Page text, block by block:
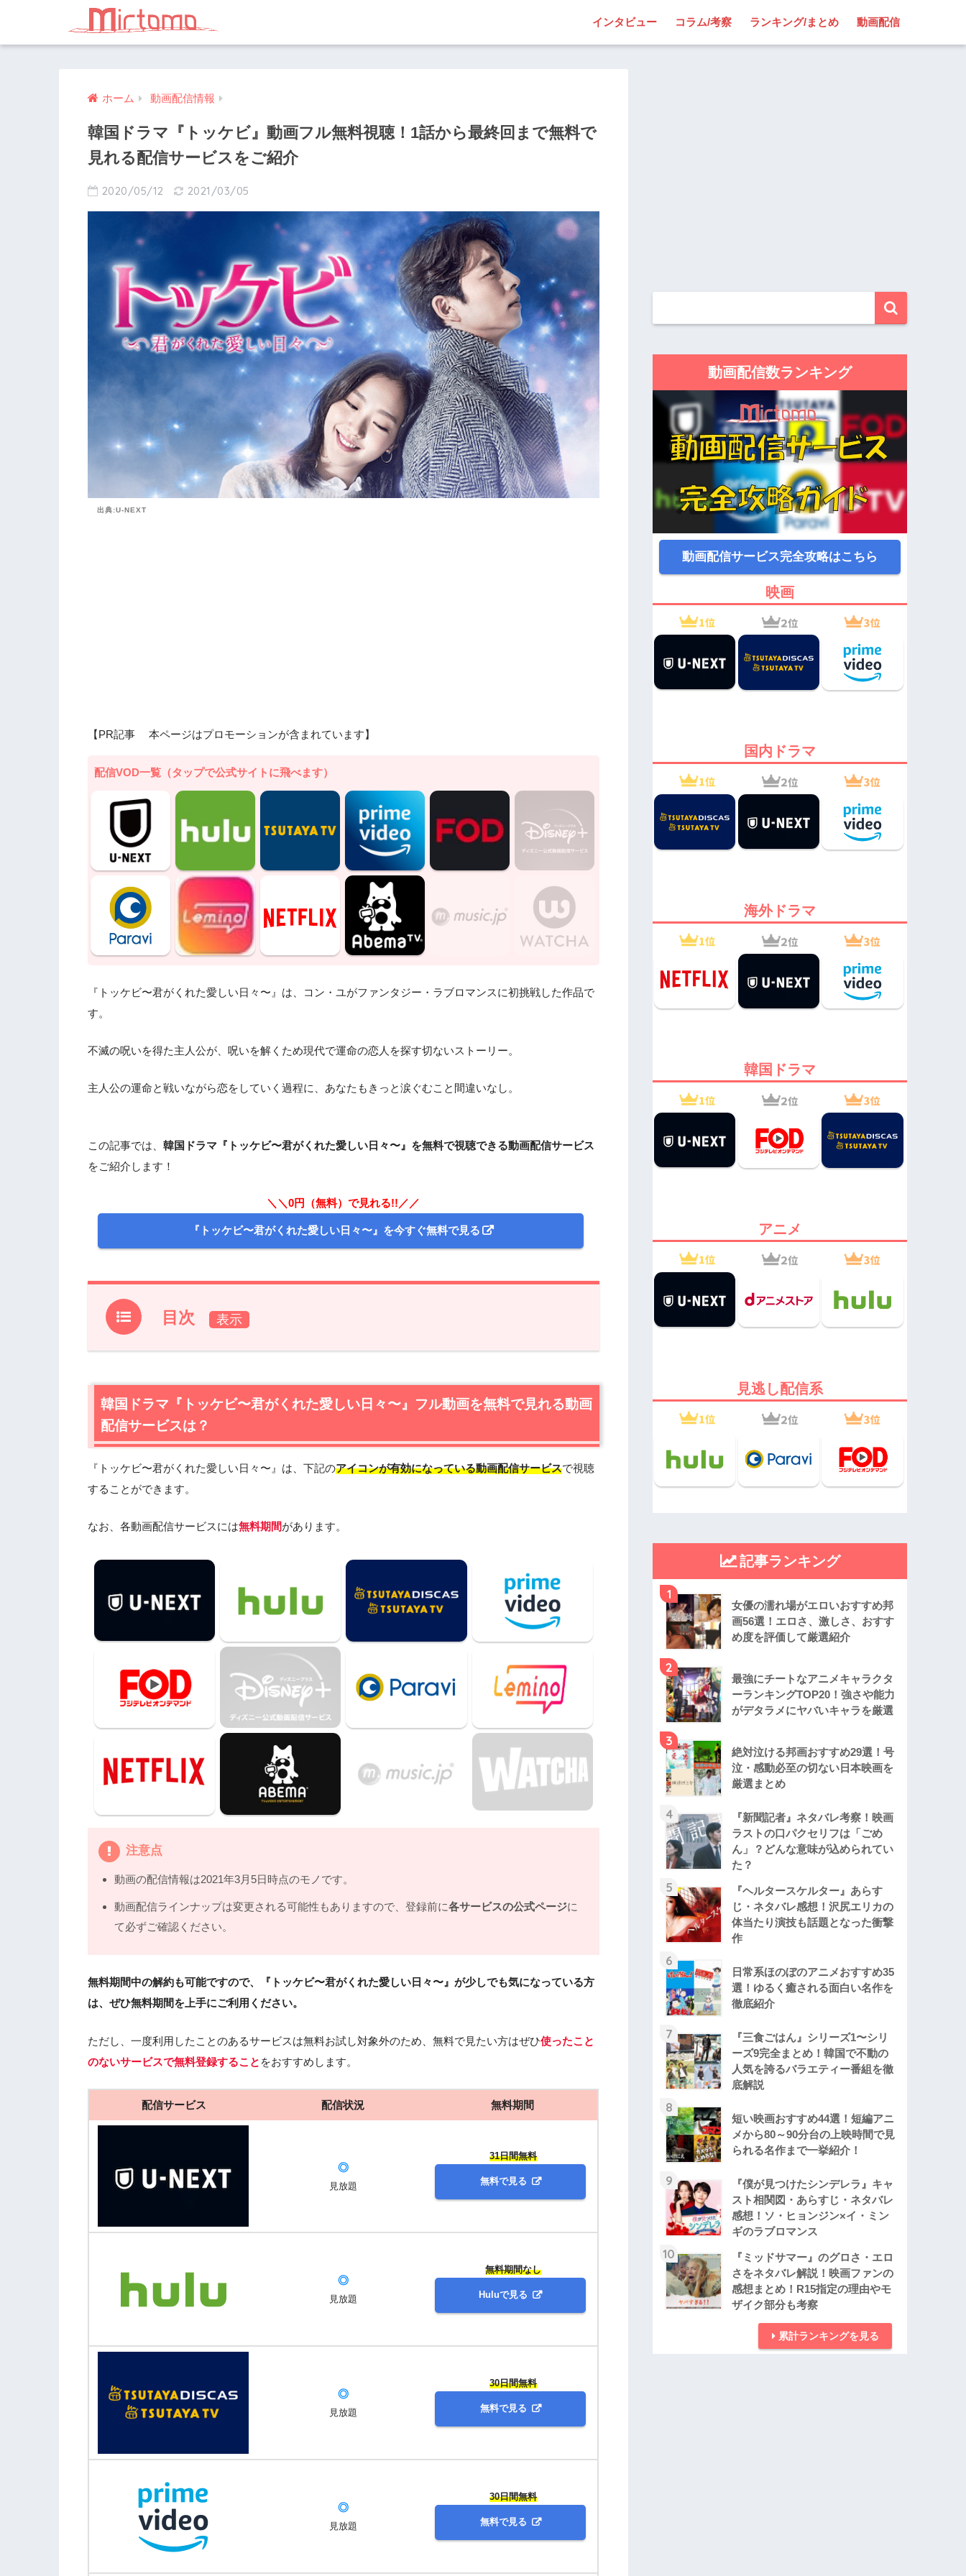
インタビュー コラム/考察 ランキング/まとめ 動画配信
ホーム 動画配信情報
韓国ドラマ『トッケビ』動画フル無料視聴！1話から最終回まで無料で
見れる配信サービスをご紹介
2020/05/12 2021/03/05
出典:U-NEXT
【PR記事 本ページはプロモーションが含まれています】
配信VOD一覧（タップで公式サイトに飛べます）
『トッケビ〜君がくれた愛しい日々〜』は、コン・ユがファンタジー・ラブロマンスに初挑戦した作品で
す。
不滅の呪いを得た主人公が、呪いを解くため現代で運命の恋人を探す切ないストーリー。
主人公の運命と戦いながら恋をしていく過程に、あなたもきっと涙ぐむこと間違いなし。
この記事では、 韓国ドラマ『トッケビ〜君がくれた愛しい日々〜』を無料で視聴できる動画配信サービス
をご紹介します！
＼＼0円（無料）で見れる!!／／
『トッケビ〜君がくれた愛しい日々〜』を今すぐ無料で見る
目次
1.韓国ドラマ『トッケビ〜君がくれた愛しい日々〜』フル動画を無料で見れる動画配信サービス
1.2韓国ドラマ『トッケビ〜君がくれた愛しい日々〜』を動画配信＆宅配レンタルで楽しめる
TSUTAYA TVもおすすめ
韓国ドラマ『トッケビ〜君がくれた愛しい日々〜』作品情報
2.1韓国ドラマ『トッケビ〜君がくれた愛しい日々〜』あらすじ
2.3韓国ドラマ『トッケビ〜君がくれた愛しい日々〜』制作スタッフ
3.2『乾パン先生とこんぺいとう』（2005年）
『星から来たあなた』（2013年）
4.
韓国ドラマ『トッケビ〜君がくれた愛しい日々〜』の動画はDailymotionやPandoraではな
く、配信サービスで安全に見よう
5.韓国ドラマ『トッケビ〜君がくれた愛しい日々〜』動画フル無料視聴まとめ
韓国ドラマ『トッケビ〜君がくれた愛しい日々〜』フル動画を無料で見れる動画
配信サービスは？
『トッケビ〜君がくれた愛しい日々〜』は、下記のアイコンが有効になっている動画配信サービスで視聴
することができます。
なお、各動画配信サービスには無料期間があります。
注意点
動画の配信情報は2021年3月5日時点のモノです。
動画配信ラインナップは変更される可能性もありますので、登録前に各サービスの公式ページに
て必ずご確認ください。
無料期間中の解約も可能ですので、『トッケビ〜君がくれた愛しい日々〜』が少しでも気になっている方
は、ぜひ無料期間を上手にご利用ください。
ただし、一度利用したことのあるサービスは無料お試し対象外のため、無料で見たい方はぜひ使ったこと
のないサービスで無料登録すること をおすすめします。
配信サービス 配信状況 無料期間
◎
見放題
31日間無料
無料で見る
◎
見放題
無料期間なし
Huluで見る
◎
見放題
30日間無料
無料で見る
◎
見放題
30日間無料
無料で見る
動画配信数ランキング
動画配信サービス完全攻略はこちら
映画
国内ドラマ
海外ドラマ
韓国ドラマ
アニメ
見逃し配信系
記事ランキング
1
女優の濡れ場がエロいおすすめ邦
画56選！エロさ、激しさ、おすす
め度を評価して厳選紹介
2
最強にチートなアニメキャラクタ
ーランキングTOP20！強さや能力
がデタラメにヤバいキャラを厳選
3
絶対泣ける邦画おすすめ29選！号
泣・感動必至の切ない日本映画を
厳選まとめ
4
『新聞記者』ネタバレ考察！映画
ラストの口パクセリフは「ごめ
ん」？どんな意味が込められてい
た？
5
『ヘルタースケルター』あらす
じ・ネタバレ感想！沢尻エリカの
体当たり演技も話題となった衝撃
作
6
日常系ほのぼのアニメおすすめ35
選！ゆるく癒される面白い名作を
徹底紹介
7
『三食ごはん』シリーズ1〜シリ
ーズ9完全まとめ！韓国で不動の
人気を誇るバラエティー番組を徹
底解説
8
短い映画おすすめ44選！短編アニ
メから80～90分台の上映時間で見
られる名作まで一挙紹介！
9
『僕が見つけたシンデレラ』キャ
スト相関図・あらすじ・ネタバレ
感想！ソ・ヒョンジン×イ・ミン
ギのラブロマンス
10
『ミッドサマー』のグロさ・エロ
さをネタバレ解説！映画ファンの
感想まとめ！R15指定の理由やモ
ザイク部分も考察
累計ランキングを見る